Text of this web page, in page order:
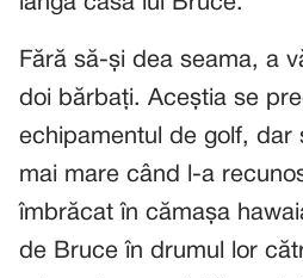
Fără să-și dea seama, a
doi bărbați. Aceștia se
echipamentul de golf, dar
mai mare când l-a
îmbrăcat în cămașa
de Bruce în drumul lor